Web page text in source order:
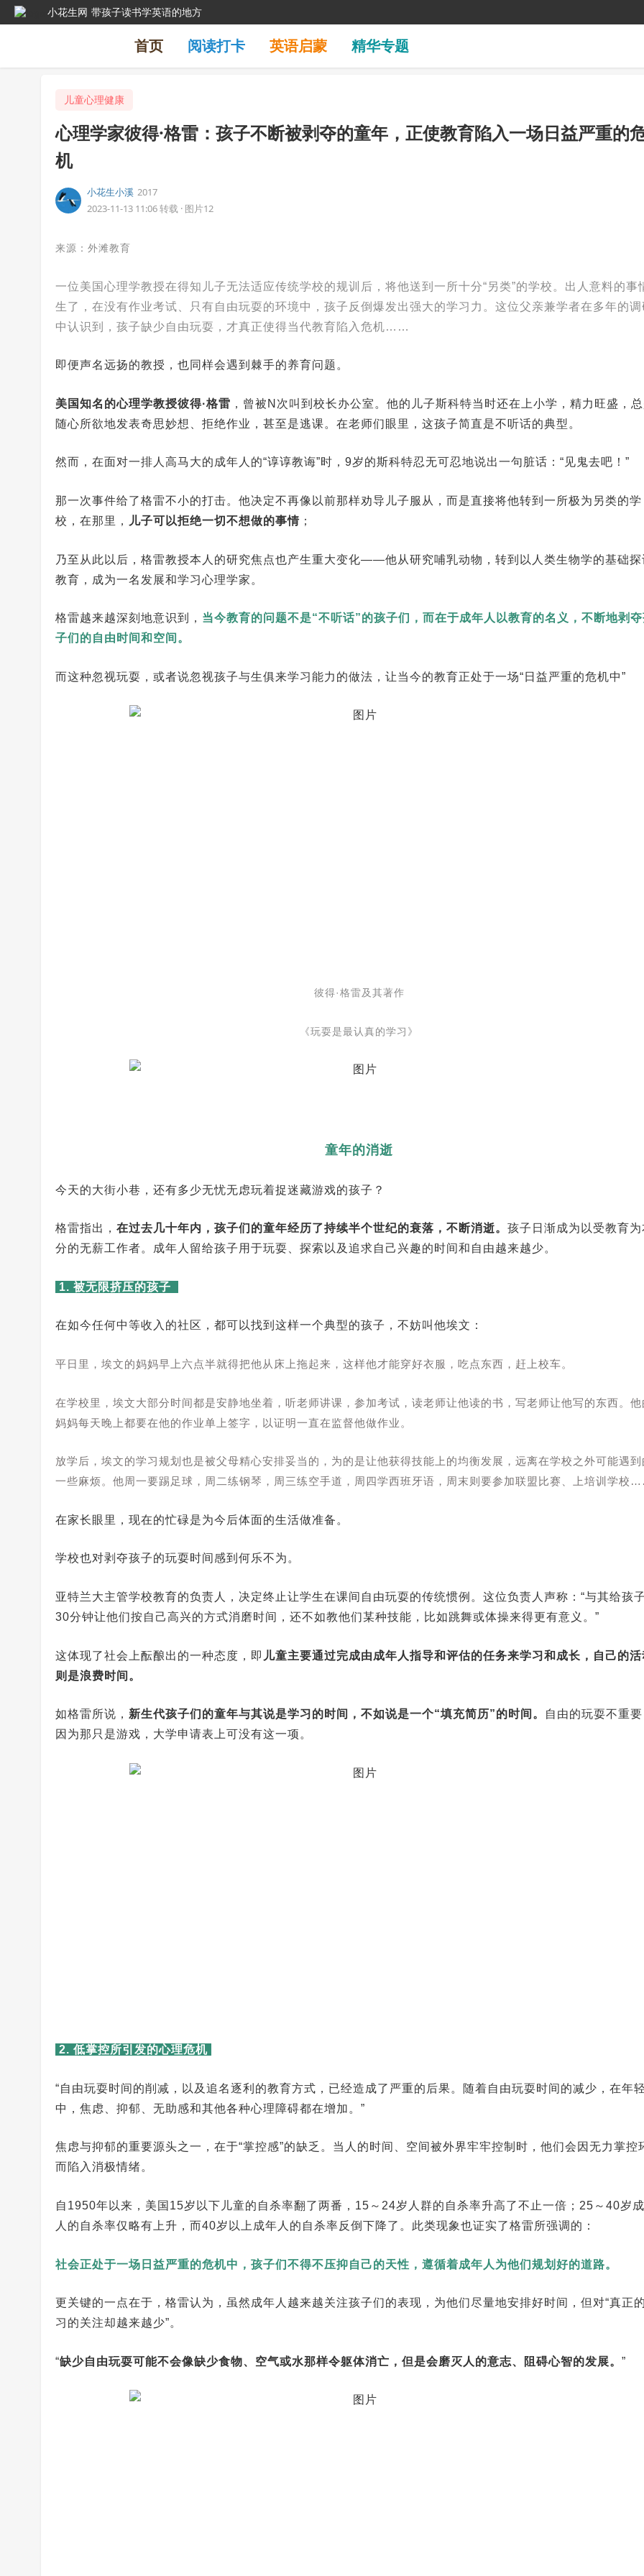
小花生网 带孩子读书学英语的地方
首页 阅读打卡 英语启蒙 精华专题
儿童心理健康
心理学家彼得·格雷：孩子不断被剥夺的童年，正使教育陷入一场日益严重的
机
小花生小溪 2017
2023-11-13 11:06转载 · 图片12
来源：外滩教育
一位美国心理学教授在得知儿子无法适应传统学校的规训后，将他送到一所十分“另类”的学校。出人意料的事
生了，在没有作业考试、只有自由玩耍的环境中，孩子反倒爆发出强大的学习力。这位父亲兼学者在多年的调
中认识到，孩子缺少自由玩耍，才真正使得当代教育陷入危机……
即便声名远扬的教授，也同样会遇到棘手的养育问题。
美国知名的心理学教授彼得·格雷 ，曾被N次叫到校长办公室。他的儿子斯科特当时还在上小学，精力旺盛，
随心所欲地发表奇思妙想、拒绝作业，甚至是逃课。在老师们眼里，这孩子简直是不听话的典型。
然而，在面对一排人高马大的成年人的“谆谆教诲”时，9岁的斯科特忍无可忍地说出一句脏话：“见鬼去吧！”
那一次事件给了格雷不小的打击。他决定不再像以前那样劝导儿子服从，而是直接将他转到一所极为另类的学
校，在那里，
儿子可以拒绝一切不想做的事情 ；
乃至从此以后，格雷教授本人的研究焦点也产生重大变化——他从研究哺乳动物，转到以人类生物学的基础探
教育，成为一名发展和学习心理学家。
格雷越来越深刻地意识到， 当今教育的问题不是“不听话”的孩子们，而在于成年人以教育的名义，不断地剥
子们的自由时间和空间。
而这种忽视玩耍，或者说忽视孩子与生俱来学习能力的做法，让当今的教育正处于一场“日益严重的危机中”
彼得·格雷及其著作
《玩耍是最认真的学习》
童年的消逝
今天的大街小巷，还有多少无忧无虑玩着捉迷藏游戏的孩子？
格雷指出， 在过去几十年内，孩子们的童年经历了持续半个世纪的衰落，不断消逝。 孩子日渐成为以受教育为
分的无薪工作者。成年人留给孩子用于玩耍、探索以及追求自己兴趣的时间和自由越来越少。
1. 被无限挤压的孩子
在如今任何中等收入的社区，都可以找到这样一个典型的孩子，不妨叫他埃文：
平日里，埃文的妈妈早上六点半就得把他从床上拖起来，这样他才能穿好衣服，吃点东西，赶上校车。
在学校里，埃文大部分时间都是安静地坐着，听老师讲课，参加考试，读老师让他读的书，写老师让他写的东西。他
妈妈每天晚上都要在他的作业单上签字，以证明一直在监督他做作业。
放学后，埃文的学习规划也是被父母精心安排妥当的，为的是让他获得技能上的均衡发展，远离在学校之外可能遇到
一些麻烦。他周一要踢足球，周二练钢琴，周三练空手道，周四学西班牙语，周末则要参加联盟比赛、上培训学校
在家长眼里，现在的忙碌是为今后体面的生活做准备。
学校也对剥夺孩子的玩耍时间感到何乐不为。
亚特兰大主管学校教育的负责人，决定终止让学生在课间自由玩耍的传统惯例。这位负责人声称：“与其给孩
30分钟让他们按自己高兴的方式消磨时间，还不如教他们某种技能，比如跳舞或体操来得更有意义。”
这体现了社会上酝酿出的一种态度，即 儿童主要通过完成由成年人指导和评估的任务来学习和成长，自己的活
则是浪费时间。
如格雷所说， 新生代孩子们的童年与其说是学习的时间，不如说是一个“填充简历”的时间。
自由的玩耍不重
因为那只是游戏，大学申请表上可没有这一项。
2. 低掌控所引发的心理危机
“自由玩耍时间的削减，以及追名逐利的教育方式，已经造成了严重的后果。随着自由玩耍时间的减少，在年
中，焦虑、抑郁、无助感和其他各种心理障碍都在增加。”
焦虑与抑郁的重要源头之一，在于“掌控感”的缺乏。当人的时间、空间被外界牢牢控制时，他们会因无力掌控
而陷入消极情绪。
自1950年以来，美国15岁以下儿童的自杀率翻了两番，15～24岁人群的自杀率升高了不止一倍；25～40岁
人的自杀率仅略有上升，而40岁以上成年人的自杀率反倒下降了。此类现象也证实了格雷所强调的：
社会正处于一场日益严重的危机中，孩子们不得不压抑自己的天性，遵循着成年人为他们规划好的道路。
更关键的一点在于，格雷认为，虽然成年人越来越关注孩子们的表现，为他们尽量地安排好时间，但对“真正
习的关注却越来越少”。
“缺少自由玩耍可能不会像缺少食物、空气或水那样令躯体消亡，但是会磨灭人的意志、阻碍心智的发展。 ”